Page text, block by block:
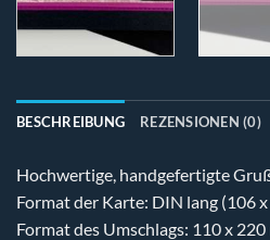
BESCHREIBUNG REZENSIONEN (0)
Hochwertige, handgefertigte
Format der Karte: DIN lang (106
Format des Umschlags: 110 x 220